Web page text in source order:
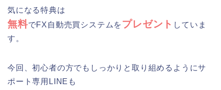
気になる特典は
無料でFX自動売買システムをプレゼント していま
す。
今回、初心者の方でもしっかりと取り組めるようにサ
ポート専用LINEも